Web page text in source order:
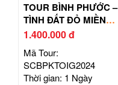
TOUR BÌNH PHƯỚC –
TÌNH ĐẤT ĐỎ MIỀN
ĐÔNG
1.400.000 đ
Mã Tour:
SCBPKTOIG2024
Thời gian: 1 Ngày